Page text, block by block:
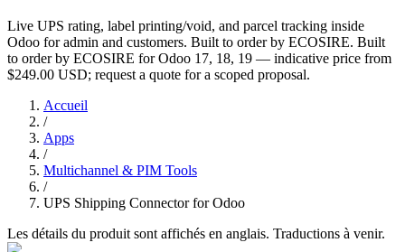
Live UPS rating, label printing/void, and parcel tracking inside
Odoo for admin and customers. Built to order by ECOSIRE. Built
to order by ECOSIRE for Odoo 17, 18, 19 — indicative price from
$249.00 USD; request a quote for a scoped proposal.
Accueil
/
Apps
/
Multichannel & PIM Tools
/
UPS Shipping Connector for Odoo
Les détails du produit sont affichés en anglais. Traductions à venir.